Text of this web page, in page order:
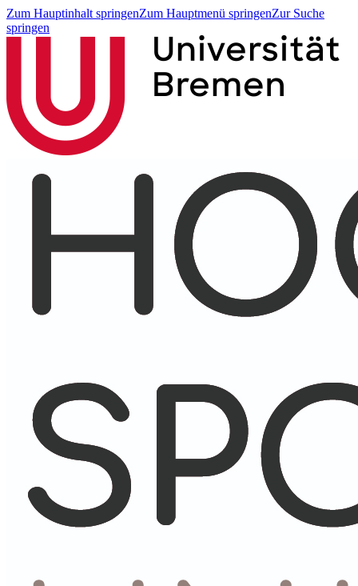
Zum Hauptinhalt springenZum Hauptmenü springenZur Suche
springen